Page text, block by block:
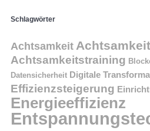
Schlagwörter
Achtsamkeit
Achtsamkeitstraining
Datensicherheit Digitale
Effizienzsteigerung
Energieeffizienz